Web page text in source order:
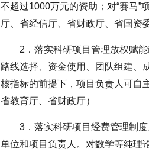
不超过1000万元的资助；对“赛马”
厅、省经信厅、省财政厅、省国资
2．落实科研项目管理放权赋
路线选择、资金使用、团队组建、
核指标的前提下，项目负责人可自
省教育厅、省财政厅）
3．落实科研项目经费管理制
单位和项目负责人。对数学等纯理